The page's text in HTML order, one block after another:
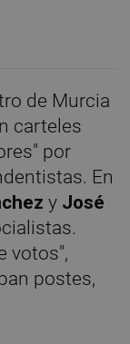
de Murcia
carteles
por
En
y José
votos",
postes,